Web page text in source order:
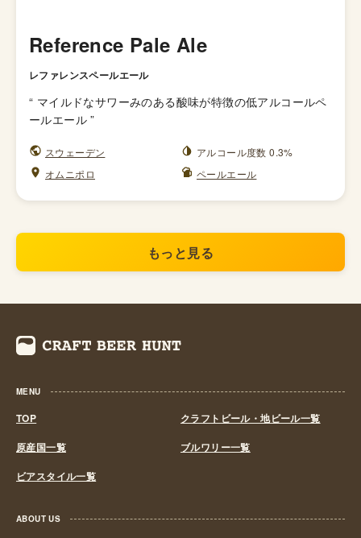
Reference Pale Ale
レファレンスペールエール
“ マイルドなサワーみのある酸味が特徴の低アルコールペ
ールエール ”
スウェーデン
アルコール度数 0.3%
オムニポロ
ペールエール
もっと見る
MENU
TOP
クラフトビール・地ビール一覧
原産国一覧
ブルワリー一覧
ビアスタイル一覧
ABOUT US